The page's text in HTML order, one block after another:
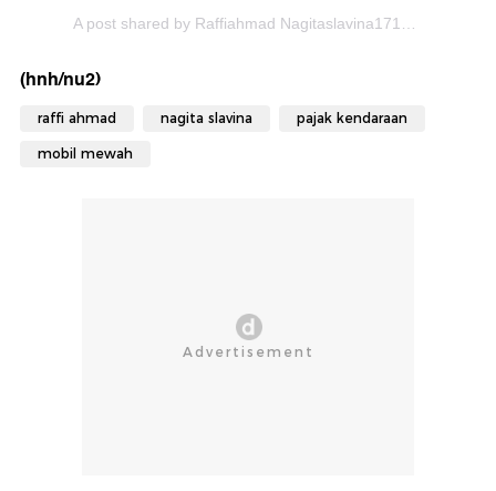
(hnh/nu2)
raffi ahmad nagita slavina pajak kendaraan
mobil mewah